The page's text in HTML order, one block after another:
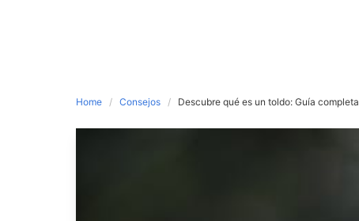
Home Consejos Descubre qué es un toldo: Guía completa